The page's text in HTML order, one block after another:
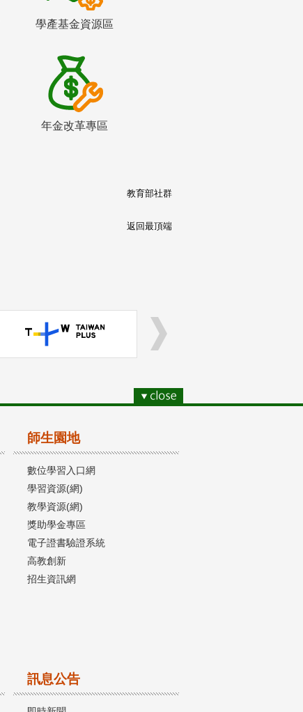
學產基金資源區
年金改革專區
教育部社群
返回最頂端
師生園地
數位學習入口網
學習資源(網)
教學資源(網)
獎助學金專區
電子證書驗證系統
高教創新
招生資訊網
訊息公告